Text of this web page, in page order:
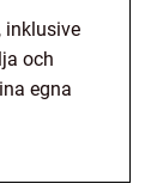
inklusive
och
egna